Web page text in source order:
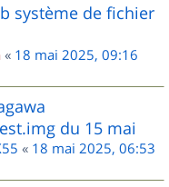
système de fichier
« 18 mai 2025, 09:16
du 15 mai
« 18 mai 2025, 06:53